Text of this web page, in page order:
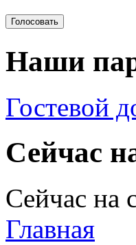
Наши
Гостевой
Сейчас
Сейчас на
Главная